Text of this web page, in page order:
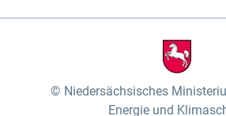
Niedersächsisches
Energie und